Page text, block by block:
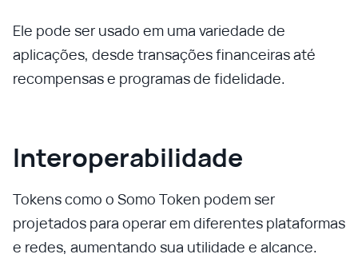
Ele pode ser usado em uma variedade de
aplicações, desde transações financeiras até
recompensas e programas de fidelidade.
Interoperabilidade
Tokens como o Somo Token podem ser
projetados para operar em diferentes plataformas
e redes, aumentando sua utilidade e alcance.